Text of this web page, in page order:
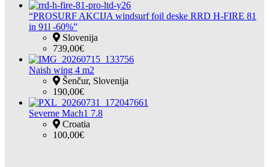
“PROSURF AKCIJA windsurf foil deske RRD H-FIRE 81
in 91l -60%”
Slovenija
739,00€
Naish wing 4 m2
Šenčur, Slovenija
190,00€
Severne Mach1 7.8
Croatia
100,00€